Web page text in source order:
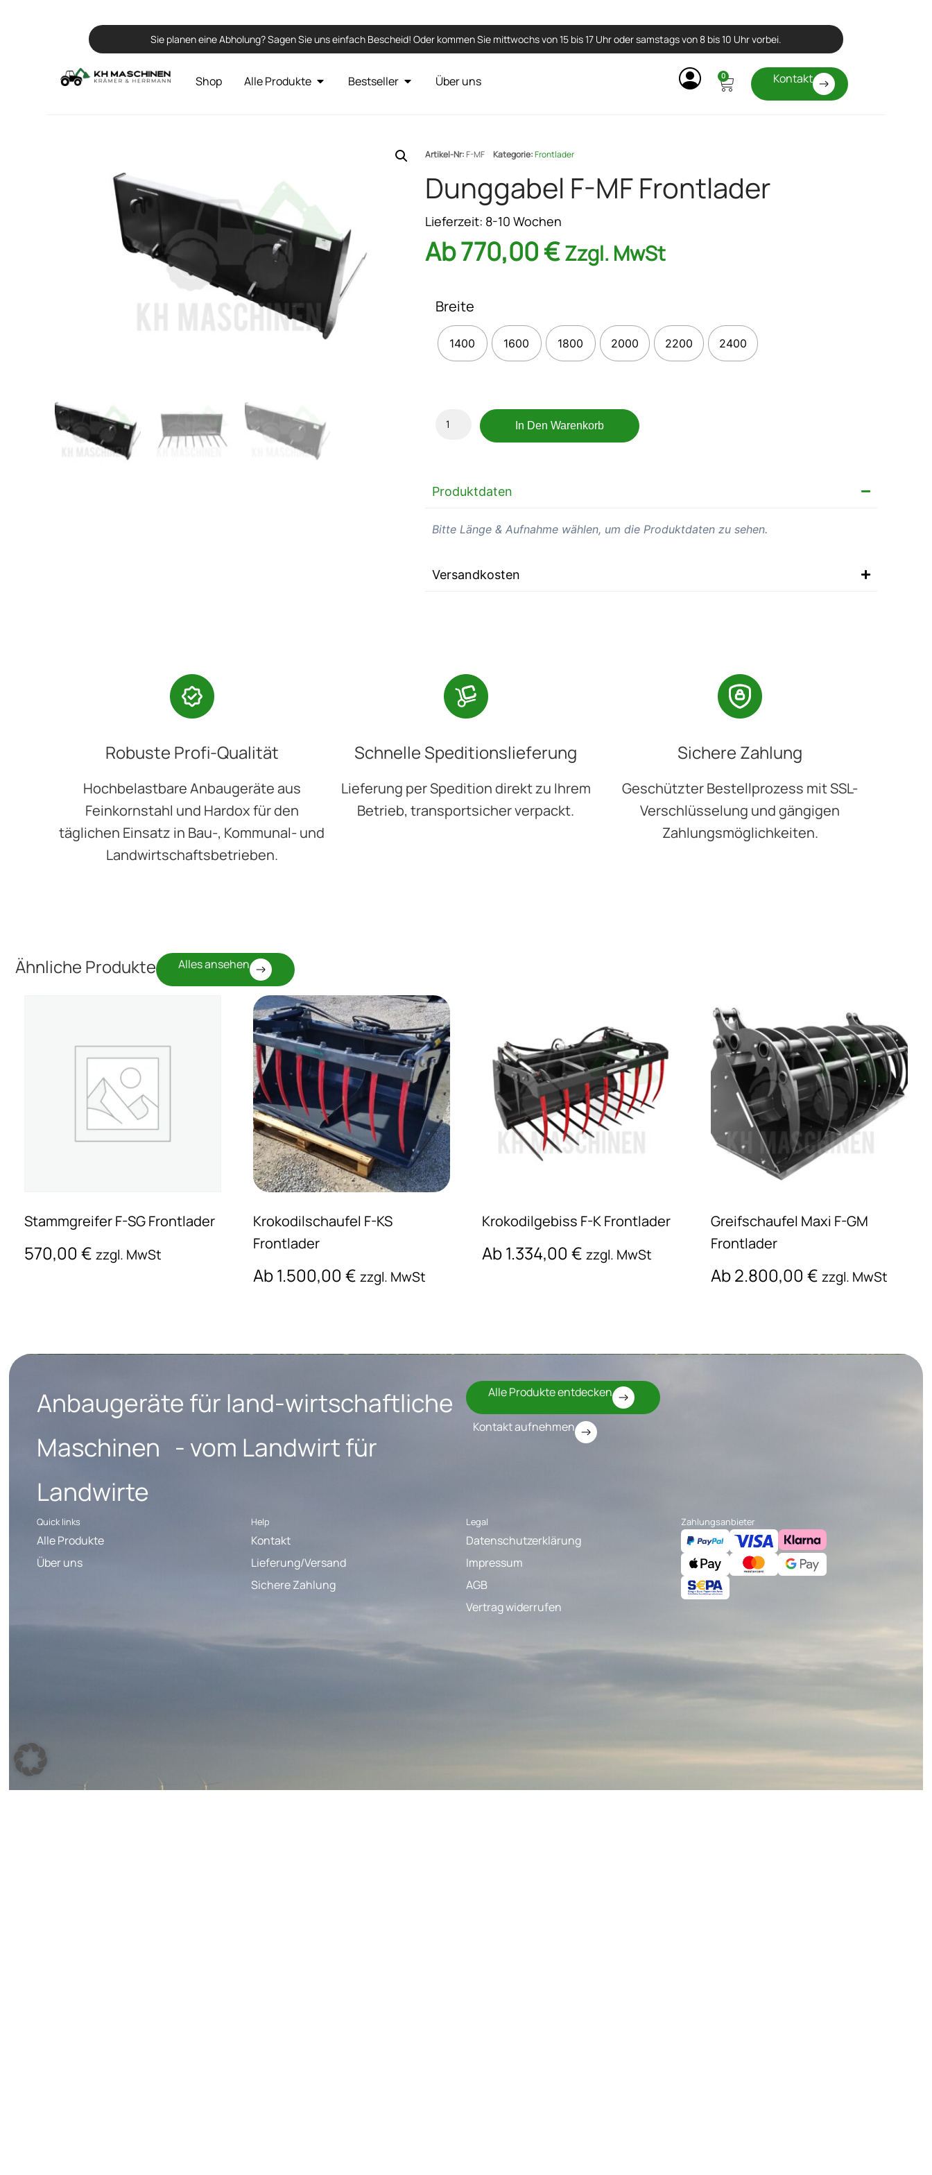
Sie planen eine Abholung? Sagen Sie uns einfach Bescheid! Oder kommen Sie mittwochs von 15 bis 17 Uhr oder samstags von 8 bis 10 Uhr vorbei.
Shop Alle Produkte Bestseller Über uns 0 Kontakt
Artikel-Nr:F-MF Kategorie:Frontlader
Dunggabel F-MF Frontlader
Lieferzeit: 8-10 Wochen
Ab770,00€ Zzgl. MwSt
Breite
1400 1600 1800 2000 2200 2400
In Den Warenkorb
Produktdaten
Bitte Länge & Aufnahme wählen, um die Produktdaten zu sehen.
Versandkosten
Robuste Profi-Qualität
Hochbelastbare Anbaugeräte aus
Feinkornstahl und Hardox für den
täglichen Einsatz in Bau-, Kommunal- und
Landwirtschaftsbetrieben.
Schnelle Speditionslieferung
Lieferung per Spedition direkt zu Ihrem
Betrieb, transportsicher verpackt.
Sichere Zahlung
Geschützter Bestellprozess mit SSL-
Verschlüsselung und gängigen
Zahlungsmöglichkeiten.
Ähnliche Produkte Alles ansehen
Stammgreifer F-SG Frontlader
570,00 € zzgl. MwSt
Krokodilschaufel F-KS
Frontlader
Ab1.500,00 € zzgl. MwSt
Krokodilgebiss F-K Frontlader
Ab1.334,00 € zzgl. MwSt
Greifschaufel Maxi F-GM
Frontlader
Ab2.800,00 € zzgl. MwSt
Anbaugeräte für land-wirtschaftliche
Maschinen - vom Landwirt für
Landwirte
Alle Produkte entdecken
Kontakt aufnehmen
Quick links
Alle Produkte
Über uns
Help
Kontakt
Lieferung/Versand
Sichere Zahlung
Legal
Datenschutzerklärung
Impressum
AGB
Vertrag widerrufen
Zahlungsanbieter